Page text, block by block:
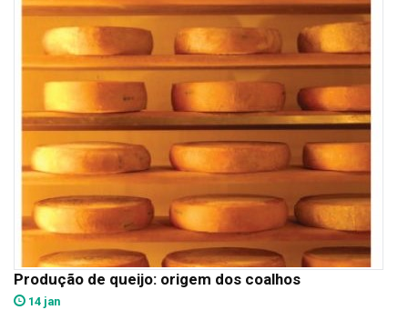
Produção de queijo: origem dos coalhos
14 jan